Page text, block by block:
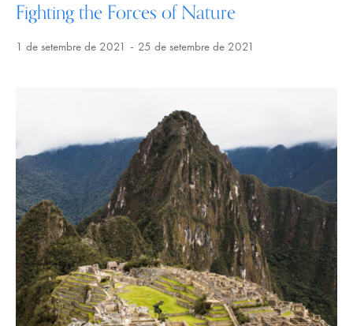
Fighting the Forces of Nature
1 de setembre de 2021 25 de setembre de 2021